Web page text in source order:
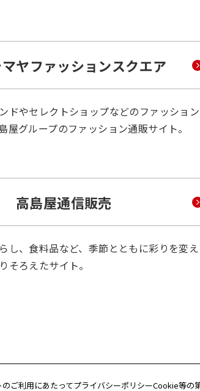
ヤファッションスクエア
ドやセレクトショップなどのファッション
屋グループのファッション通販サイト。
高島屋通信販売
し、食料品など、季節とともに彩りを変え
そろえたサイト。
のご利用にあたってプライバシーポリシーCookie等の